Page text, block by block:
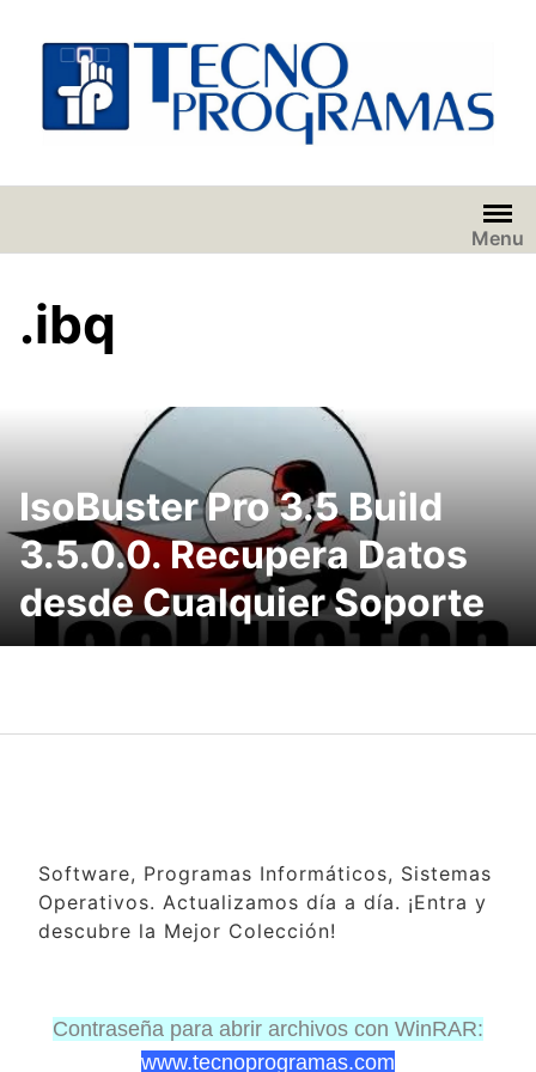
contenido
Menu
.ibq
IsoBuster Pro 3.5 Build
3.5.0.0. Recupera Datos
desde Cualquier Soporte
Software, Programas Informáticos, Sistemas
Operativos. Actualizamos día a día. ¡Entra y
descubre la Mejor Colección!
Contraseña para abrir archivos con WinRAR:
www.tecnoprogramas.com